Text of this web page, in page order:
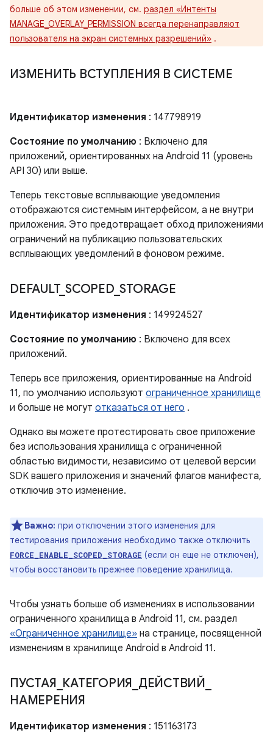
больше об этом изменении, см. раздел «Интенты
MANAGE_OVERLAY_PERMISSION всегда перенаправляют
пользователя на экран системных разрешений» .
ИЗМЕНИТЬ ВСТУПЛЕНИЯ В СИСТЕМЕ
Идентификатор изменения : 147798919
Состояние по умолчанию : Включено для
приложений, ориентированных на Android 11 (уровень
API 30) или выше.
Теперь текстовые всплывающие уведомления
отображаются системным интерфейсом, а не внутри
приложения. Это предотвращает обход приложениями
ограничений на публикацию пользовательских
всплывающих уведомлений в фоновом режиме.
DEFAULT_ SCOPED_STORAGE
Идентификатор изменения : 149924527
Состояние по умолчанию : Включено для всех
приложений.
Теперь все приложения, ориентированные на Android
11, по умолчанию используют ограниченное хранилище
и больше не могут отказаться от него .
Однако вы можете протестировать свое приложение
без использования хранилища с ограниченной
областью видимости, независимо от целевой версии
SDK вашего приложения и значений флагов манифеста,
отключив это изменение.
Важно: при отключении этого изменения для
тестирования приложения необходимо также отключить
FORCE_ENABLE_SCOPED_STORAGE (если он еще не отключен),
чтобы восстановить прежнее поведение хранилища.
Чтобы узнать больше об изменениях в использовании
ограниченного хранилища в Android 11, см. раздел
«Ограниченное хранилище» на странице, посвященной
изменениям в хранилище Android в Android 11.
ПУСТАЯ КАТЕГОРИЯ ДЕЙСТВИЙ
НАМЕРЕНИЯ
Идентификатор изменения : 151163173